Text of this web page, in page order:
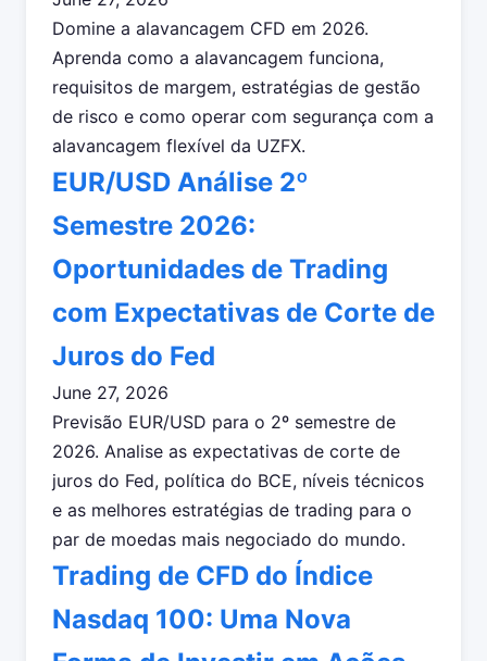
Domine a alavancagem CFD em 2026.
Aprenda como a alavancagem funciona,
requisitos de margem, estratégias de gestão
de risco e como operar com segurança com a
alavancagem flexível da UZFX.
EUR/USD Análise 2º
Semestre 2026:
Oportunidades de Trading
com Expectativas de Corte de
Juros do Fed
June 27, 2026
Previsão EUR/USD para o 2º semestre de
2026. Analise as expectativas de corte de
juros do Fed, política do BCE, níveis técnicos
e as melhores estratégias de trading para o
par de moedas mais negociado do mundo.
Trading de CFD do Índice
Nasdaq 100: Uma Nova